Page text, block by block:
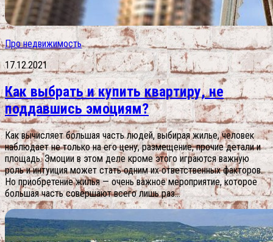
Про недвижимость
17.12.2021
Как выбрать и купить квартиру, не
поддавшись эмоциям?
Как вычисляет большая часть людей, выбирая жилье, человек
наблюдает не только на его цену, размещение, прочие детали и
площадь. Эмоции в этом деле кроме этого играются важную
роль и интуиция может стать одним их ответственных факторов.
Но приобретение жилья — очень важное мероприятие, которое
большая часть совершают всего лишь раз...